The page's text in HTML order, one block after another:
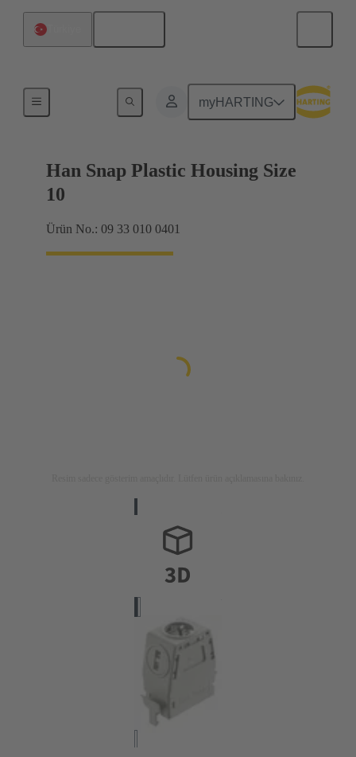
myHARTING
Han Snap Plastic Housing Size
10
Ürün No.: 09 33 010 0401